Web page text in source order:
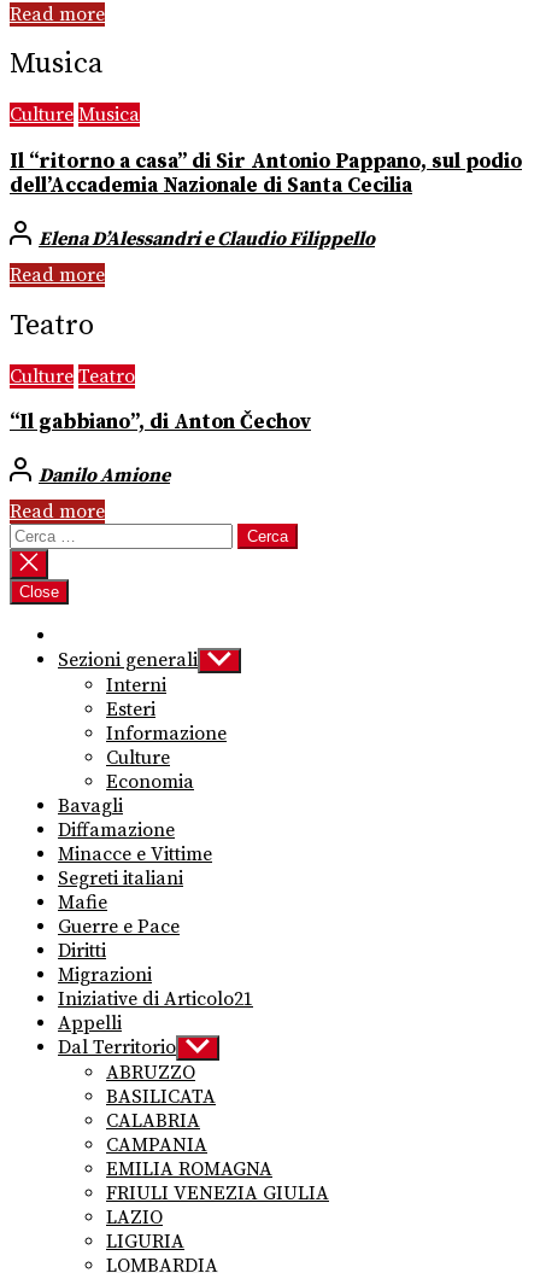
Read more
Musica
Culture Musica
Il “ritorno a casa” di Sir Antonio Pappano, sul podio
dell’Accademia Nazionale di Santa Cecilia
Elena D’Alessandri e Claudio Filippello
Read more
Teatro
Culture Teatro
“Il gabbiano”, di Anton Čechov
Danilo Amione
Read more
Ricerca
per:
Close
Sezioni generali Show
sub
Interni
Esteri
Informazione
Culture
Economia
Bavagli
Diffamazione
Minacce e Vittime
Segreti italiani
Mafie
Guerre e Pace
Diritti
Migrazioni
Iniziative di Articolo21
Appelli
Dal Territorio Show
sub
menu
ABRUZZO
BASILICATA
CALABRIA
CAMPANIA
EMILIA ROMAGNA
FRIULI VENEZIA GIULIA
LAZIO
LIGURIA
LOMBARDIA